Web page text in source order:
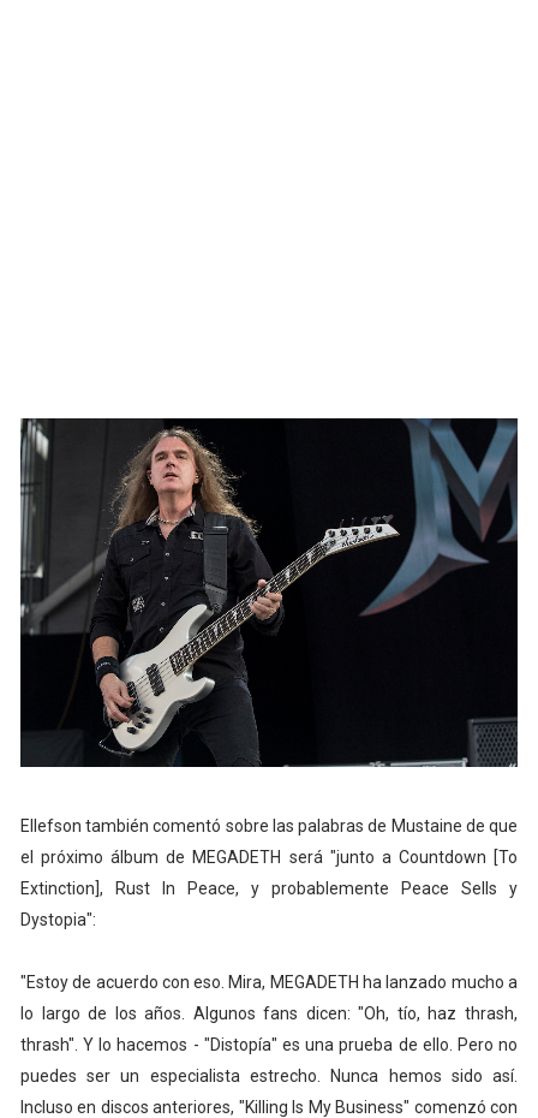
Ellefson también comentó sobre las palabras de Mustaine de que
el próximo álbum de MEGADETH será "junto a Countdown [To
Extinction], Rust In Peace, y probablemente Peace Sells y
Dystopia":
"Estoy de acuerdo con eso. Mira, MEGADETH ha lanzado mucho a
lo largo de los años. Algunos fans dicen: "Oh, tío, haz thrash,
thrash". Y lo hacemos - "Distopía" es una prueba de ello. Pero no
puedes ser un especialista estrecho. Nunca hemos sido así.
Incluso en discos anteriores, "Killing Is My Business" comenzó con